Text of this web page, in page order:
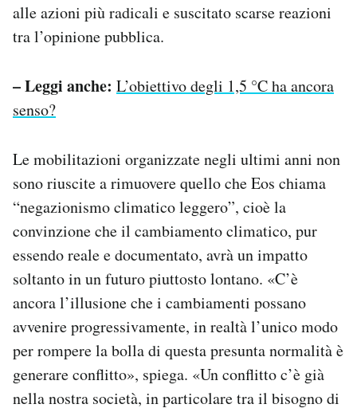
alle azioni più radicali e suscitato scarse reazioni
tra l’opinione pubblica.
– Leggi anche: L’obiettivo degli 1,5 °C ha ancora
senso?
Le mobilitazioni organizzate negli ultimi anni non
sono riuscite a rimuovere quello che Eos chiama
“negazionismo climatico leggero”, cioè la
convinzione che il cambiamento climatico, pur
essendo reale e documentato, avrà un impatto
soltanto in un futuro piuttosto lontano. «C’è
ancora l’illusione che i cambiamenti possano
avvenire progressivamente, in realtà l’unico modo
per rompere la bolla di questa presunta normalità è
generare conflitto», spiega. «Un conflitto c’è già
nella nostra società, in particolare tra il bisogno di